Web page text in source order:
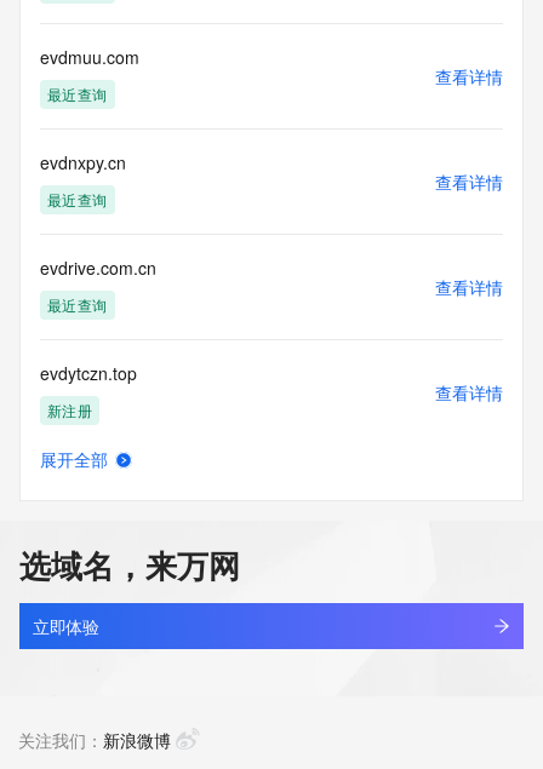
evdmuu.com
最近查询
查看详情
evdnxpy.cn
最近查询
查看详情
evdrive.com.cn
最近查询
查看详情
evdytczn.top
新注册
查看详情
kingsun.cn
最近查询
查看详情
展开全部
选域名，来万网
立即体验
关注我们： 新浪微博